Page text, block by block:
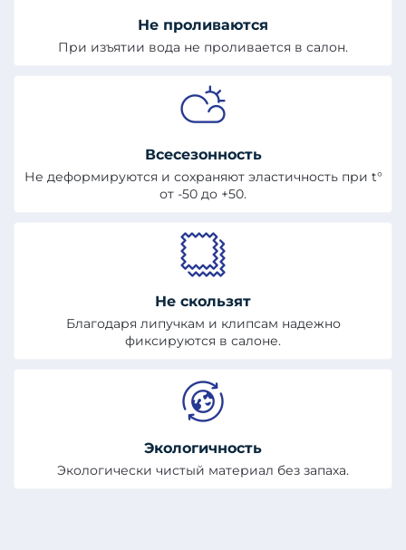
Не проливаются
При изъятии вода не проливается в салон.
Всесезонность
Не деформируются и сохраняют эластичность при t°
от -50 до +50.
Не скользят
Благодаря липучкам и клипсам надежно
фиксируются в салоне.
Экологичность
Экологически чистый материал без запаха.